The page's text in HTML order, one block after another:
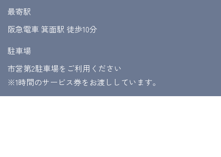
最寄駅
阪急電車 箕面駅 徒歩10分
駐車場
市営第2駐車場をご利用ください
​​​​​​​※1時間のサービス券をお渡ししています。